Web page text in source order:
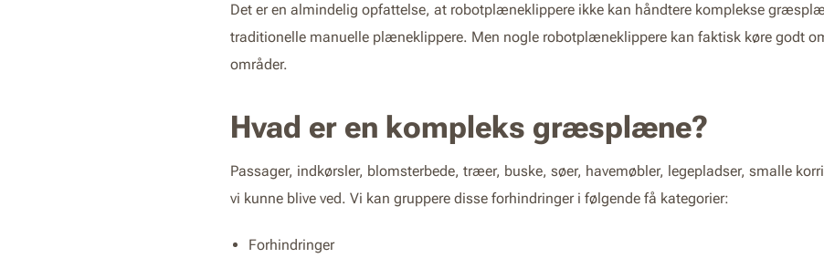
Det er en almindelig opfattelse, at robotplæneklippere ikke kan håndtere komplekse
traditionelle manuelle plæneklippere. Men nogle robotplæneklippere kan faktisk køre godt
områder.
Hvad er en kompleks græsplæne?
Passager, indkørsler, blomsterbede, træer, buske, søer, havemøbler, legepladser, smalle
vi kunne blive ved. Vi kan gruppere disse forhindringer i følgende få kategorier:
Forhindringer